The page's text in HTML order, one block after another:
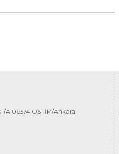
A 06374 OSTİM/Ankara